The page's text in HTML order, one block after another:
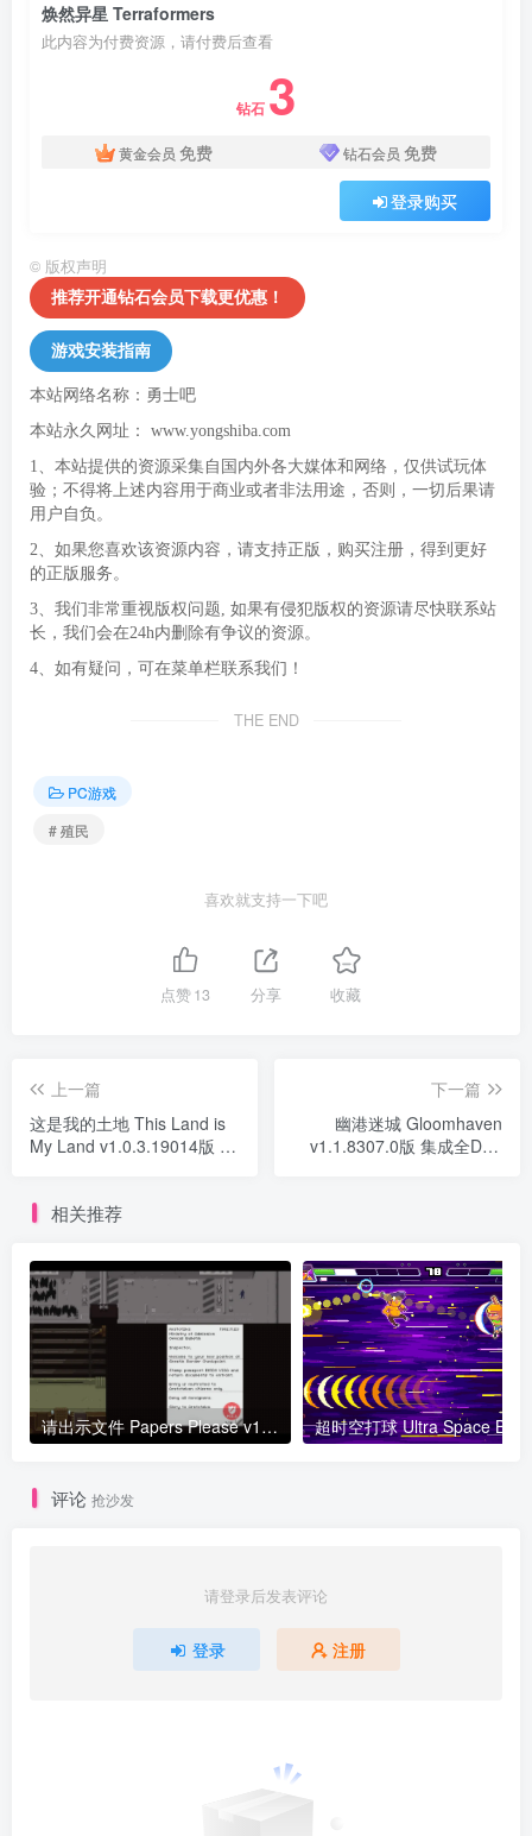
焕然异星 Terraformers
此内容为付费资源，请付费后查看
钻石 3
黄金会员 免费 钻石会员 免费
登录购买
© 版权声明
推荐开通钻石会员下载更优惠！
游戏安装指南
本站网络名称：勇士吧
本站永久网址： www.yongshiba.com
1、本站提供的资源采集自国内外各大媒体和网络，仅供试玩体
验；不得将上述内容用于商业或者非法用途，否则，一切后果请
用户自负。
2、如果您喜欢该资源内容，请支持正版，购买注册，得到更好
的正版服务。
3、我们非常重视版权问题, 如果有侵犯版权的资源请尽快联系站
长，我们会在24h内删除有争议的资源。
4、如有疑问，可在菜单栏联系我们！
THE END
PC游戏
# 殖民
喜欢就支持一下吧
点赞13 分享 收藏
上一篇
这是我的土地 This Land is
My Land v1.0.3.19014版 官
下一篇
幽港迷城 Gloomhaven
v1.1.8307.0版 集成全DLC
相关推荐
请出示文件 Papers Please v1.4.11.124 S版 官方中文
评论 抢沙发
请登录后发表评论
登录 注册